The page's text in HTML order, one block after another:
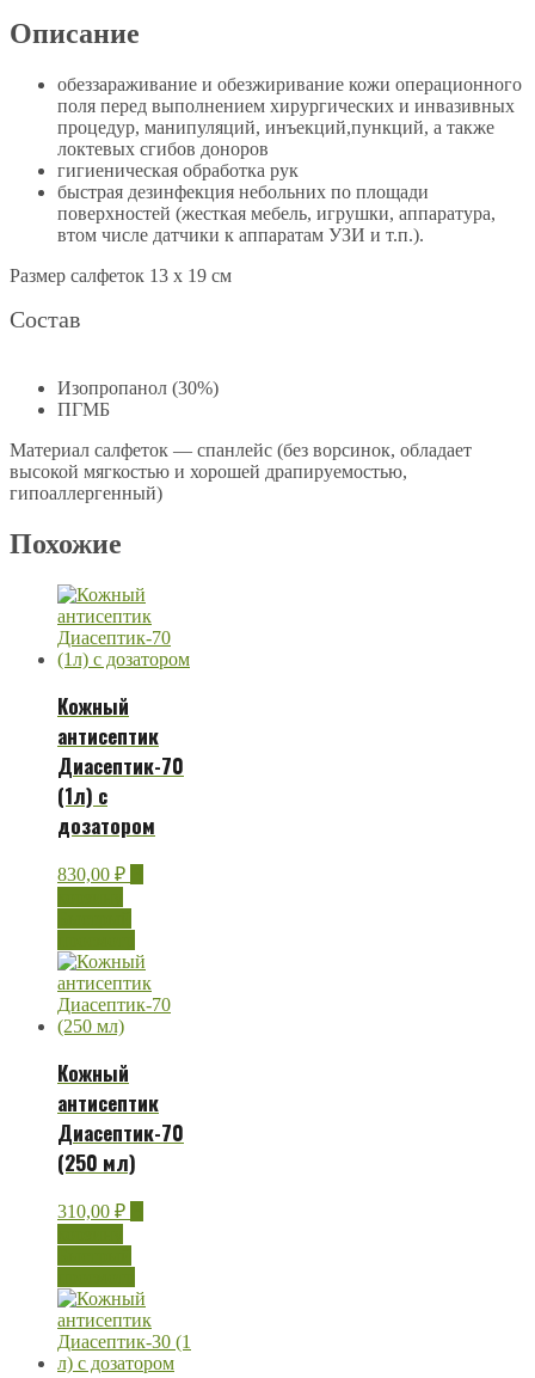
Описание
обеззараживание и обезжиривание кожи операционного
поля перед выполнением хирургических и инвазивных
процедур, манипуляций, инъекций,пункций, а также
локтевых сгибов доноров
гигиеническая обработка рук
быстрая дезинфекция небольних по площади
поверхностей (жесткая мебель, игрушки, аппаратура,
втом числе датчики к аппаратам УЗИ и т.п.).
Размер салфеток 13 х 19 см
Состав
Изопропанол (30%)
ПГМБ
Материал салфеток — спанлейс (без ворсинок, обладает
высокой мягкостью и хорошей драпируемостью,
гипоаллергенный)
Похожие
Кожный
антисептик
Диасептик-70
(1л) с
дозатором
830,00 ₽
Кожный
антисептик
Диасептик-70
(250 мл)
310,00 ₽